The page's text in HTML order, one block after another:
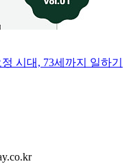
시대, 73세까지 일하기